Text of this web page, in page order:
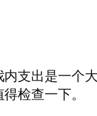
支出是一个
检查一下。